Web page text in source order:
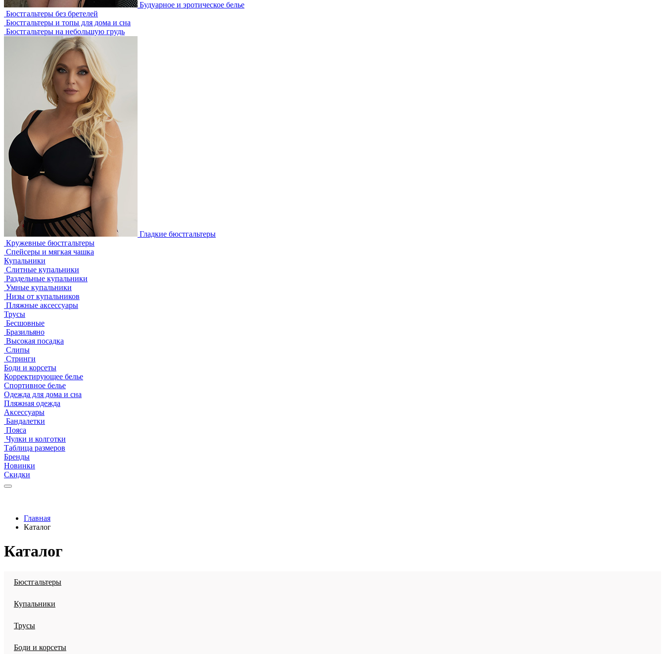
Будуарное и эротическое белье
Бюстгальтеры без бретелей
Бюстгальтеры и топы для дома и сна
Бюстгальтеры на небольшую грудь
Гладкие бюстгальтеры
Кружевные бюстгальтеры
Спейсеры и мягкая чашка
Купальники
Слитные купальники
Раздельные купальники
Умные купальники
Низы от купальников
Пляжные аксессуары
Трусы
Бесшовные
Бразильяно
Высокая посадка
Слипы
Стринги
Боди и корсеты
Корректирующее белье
Спортивное белье
Одежда для дома и сна
Пляжная одежда
Аксессуары
Бандалетки
Пояса
Чулки и колготки
Таблица размеров
Бренды
Новинки
Скидки
Главная
Каталог
Каталог
Бюстгальтеры
Купальники
Трусы
Боди и корсеты